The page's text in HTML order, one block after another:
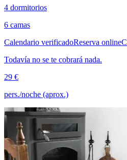
4 dormitorios
6 camas
Calendario verificadoReserva online
Todavía no se te cobrará nada.
29 €
pers./noche (aprox.)